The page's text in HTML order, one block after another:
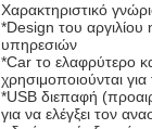
Χαρακτηριστικό
*Design του αργιλίου
υπηρεσιών
*Car το ελαφρύτερο
χρησιμοποιούνται
*USB διεπαφή
για να ελέγξει τον